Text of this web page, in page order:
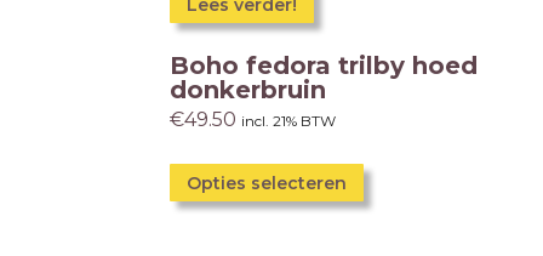
Lees verder!
Boho fedora trilby hoed
donkerbruin
€49.50 incl. 21% BTW
Opties selecteren